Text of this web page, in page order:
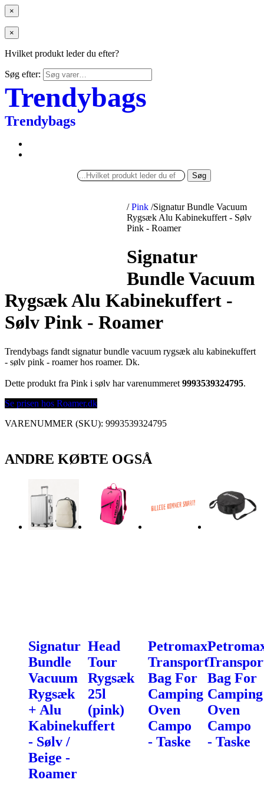
×
×
Hvilket produkt leder du efter?
Søg efter:
Trendybags
Trendybags
Søg
/ Pink /Signatur Bundle Vacuum
Rygsæk Alu Kabinekuffert - Sølv
Pink - Roamer
Signatur
Bundle Vacuum
Rygsæk Alu Kabinekuffert -
Sølv Pink - Roamer
Trendybags fandt signatur bundle vacuum rygsæk alu kabinekuffert
- sølv pink - roamer hos roamer. Dk.
Dette produkt fra Pink i sølv har varenummeret 9993539324795.
Se prisen hos Roamer.dk
VARENUMMER (SKU): 9993539324795
ANDRE KØBTE OGSÅ
Signatur
Bundle
Vacuum
Rygsæk
+ Alu
Kabinekuffert
- Sølv /
Beige -
Roamer
Head
Tour
Rygsæk
25l
(pink)
Petromax
Transport
Bag For
Camping
Oven
Campo
- Taske
Bag For
Camping
Oven
Campo
- Taske